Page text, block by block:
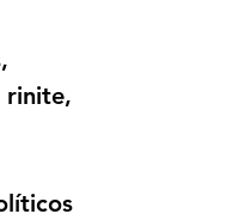
rinite,